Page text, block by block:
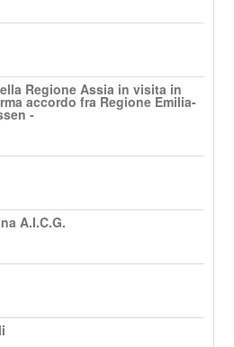
Regione Assia in visita in
accordo fra Regione Emilia-
-
A.I.C.G.